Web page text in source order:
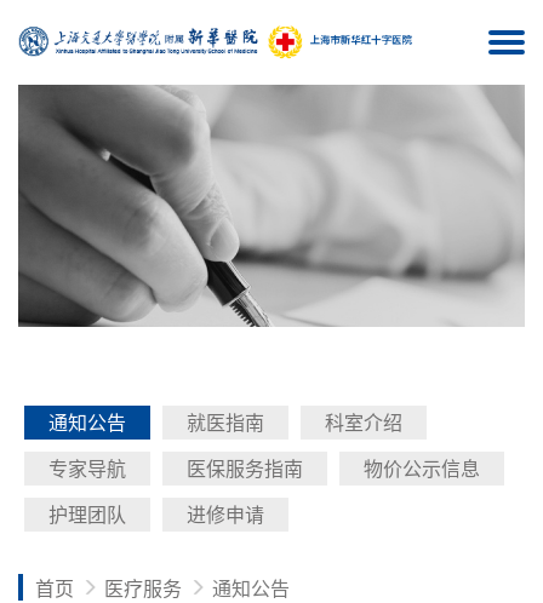
通知公告 就医指南
科室介绍
专家导航
医保服务指南
物价公示信息
护理团队
进修申请
首页 医疗服务 通知公告